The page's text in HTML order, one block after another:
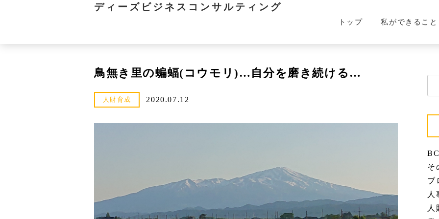
ディーズビジネスコンサルティング
トップ 私ができること
鳥無き里の蝙蝠(コウモリ)…自分を磨き続ける…
人財育成 2020.07.12
そ
ブ
人
人